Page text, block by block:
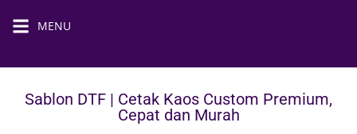
MENU
Sablon DTF | Cetak Kaos Custom Premium,
Cepat​ dan Murah